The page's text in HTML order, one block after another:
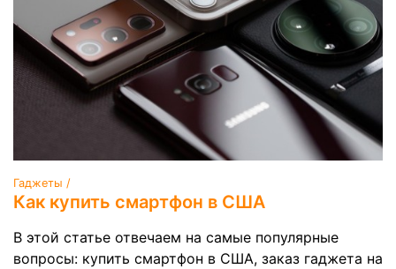
Гаджеты /
Как купить смартфон в США
В этой статье отвечаем на самые популярные
вопросы: купить смартфон в США, заказ гаджета на